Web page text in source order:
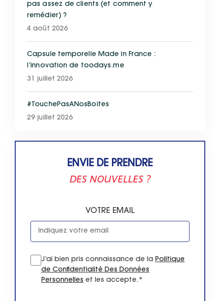
pas assez de clients (et comment y
remédier) ?
4 août 2026
Capsule temporelle Made in France :
l’innovation de toodays.me
31 juillet 2026
#TouchePasANosBoites
29 juillet 2026
ENVIE DE PRENDRE
DES NOUVELLES ?
VOTRE EMAIL
J’ai bien pris connaissance de la Politique
de Confidentialité Des Données
Personnelles et les accepte.*